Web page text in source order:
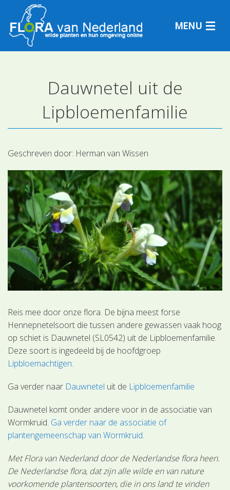
MENU
Plantensoorten
Plantengemeenschappen
Determineren
Dauwnetel uit de
Lipbloemenfamilie
Geschreven door: Herman van Wissen
Reis mee door onze flora. De bijna meest forse
Hennepnetelsoort die tussen andere gewassen vaak hoog
op schiet is Dauwnetel (SL0542) uit de Lipbloemenfamilie.
Deze soort is ingedeeld bij de hoofdgroep
Lipbloemachtigen.
Ga verder naar Dauwnetel uit de Lipbloemenfamilie
Dauwnetel komt onder andere voor in de associatie van
Wormkruid. Ga verder naar de associatie of
plantengemeenschap van Wormkruid.
Met Flora van Nederland door de Nederlandse flora heen.
De Nederlandse flora, dat zijn alle wilde en van nature
voorkomende plantensoorten, die in ons land te vinden